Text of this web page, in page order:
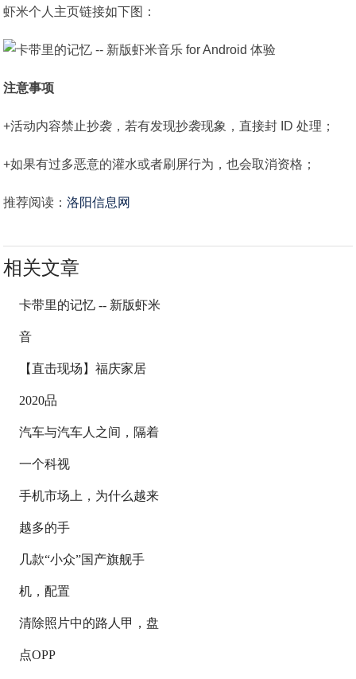
虾米个人主页链接如下图：
注意事项
+活动内容禁止抄袭，若有发现抄袭现象，直接封 ID 处理；
+如果有过多恶意的灌水或者刷屏行为，也会取消资格；
推荐阅读：洛阳信息网
相关文章
卡带里的记忆 -- 新版虾米
音
【直击现场】福庆家居
2020品
汽车与汽车人之间，隔着
一个科视
手机市场上，为什么越来
越多的手
几款“小众”国产旗舰手
机，配置
清除照片中的路人甲，盘
点OPP